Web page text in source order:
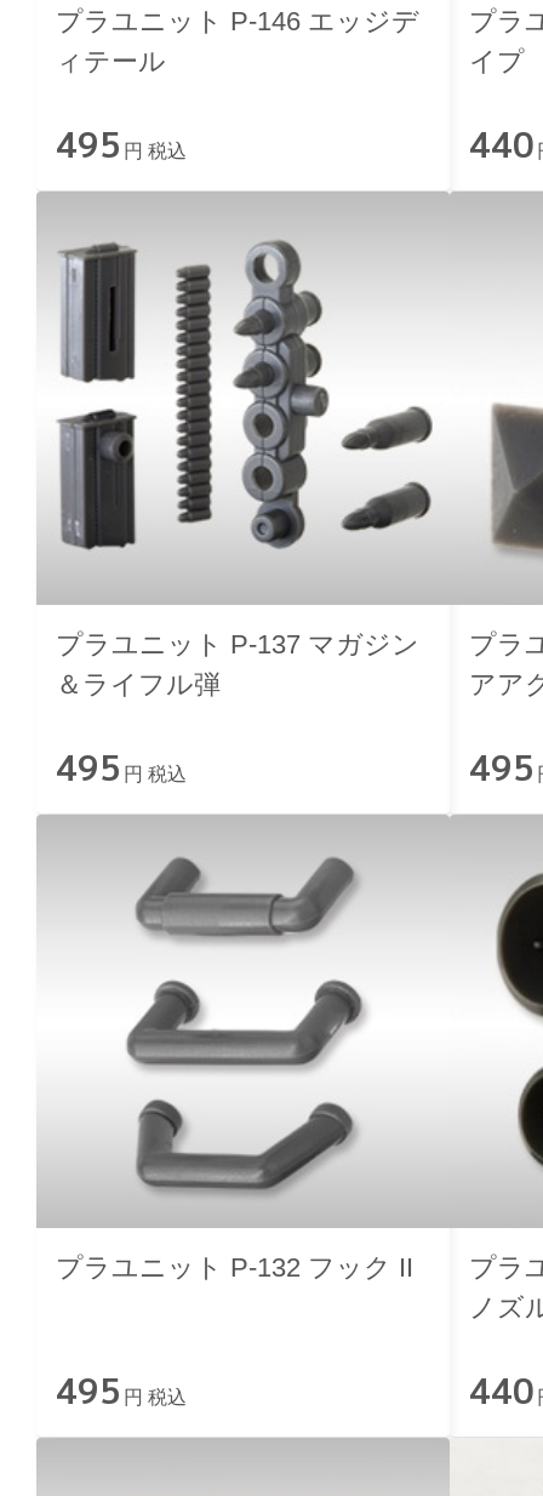
プラユニット P-146 エッジデ
ィテール
495 円 税込
プラ
イプ
440
プラユニット P-137 マガジン
＆ライフル弾
495 円 税込
プラ
アア
495
プラユニット P-132 フック II
495 円 税込
プラ
ノズ
440